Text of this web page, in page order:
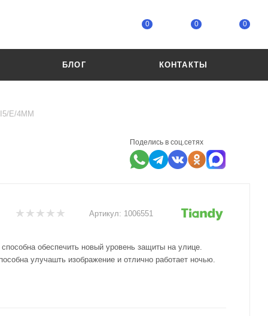
0 0 0
БЛОГ КОНТАКТЫ
I5/E/4ММ
Поделись в соц.сетях
Артикул: 1006551
обеспечить новый уровень защиты на улице.
улучашть изображение и отлично работает ночью.